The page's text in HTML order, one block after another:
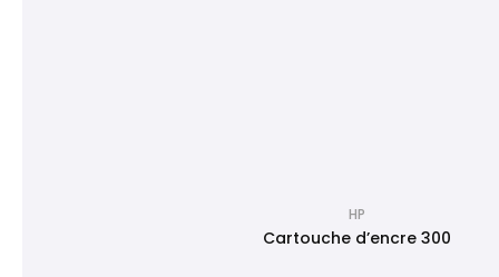
HP
Cartouche d’encre 300